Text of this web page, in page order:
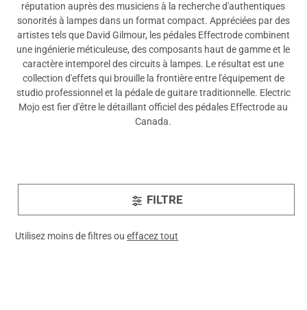
réputation auprès des musiciens à la recherche d'authentiques
sonorités à lampes dans un format compact. Appréciées par des
artistes tels que David Gilmour, les pédales Effectrode combinent
une ingénierie méticuleuse, des composants haut de gamme et le
caractère intemporel des circuits à lampes. Le résultat est une
collection d'effets qui brouille la frontière entre l'équipement de
studio professionnel et la pédale de guitare traditionnelle. Electric
Mojo est fier d'être le détaillant officiel des pédales Effectrode au
Canada.
FILTRE
Utilisez moins de filtres oueffacez tout